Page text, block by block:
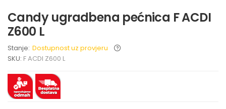
Candy ugradbena pećnica F ACDI
Z600 L
Stanje: Dostupnost uz provjeru
SKU: F ACDI Z600 L